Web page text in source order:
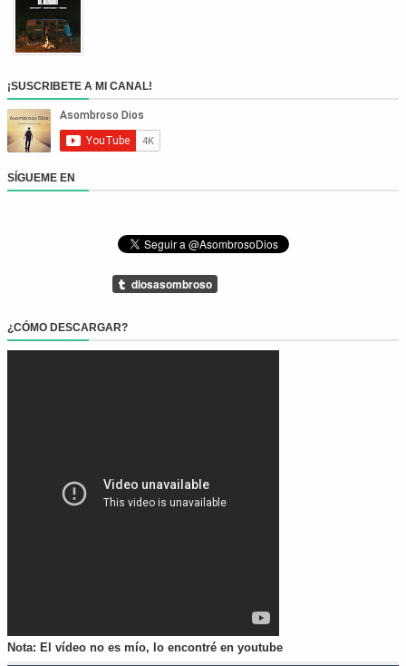
¡SUSCRIBETE A MI CANAL!
SÍGUEME EN
¿CÓMO DESCARGAR?
Nota: El vídeo no es mío, lo encontré en youtube